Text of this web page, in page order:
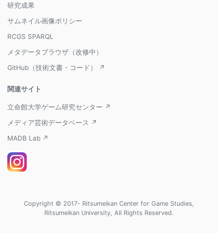
研究成果
サムネイル画像ポリシー
RCGS SPARQL
メタデータブラウザ（改修中）
GitHub（技術文書・コード） ↗
関連サイト
立命館大学ゲーム研究センター ↗
メディア芸術データベース ↗
MADB Lab ↗
Copyright © 2017- Ritsumeikan Center for Game Studies,
Ritsumeikan University, All Rights Reserved.